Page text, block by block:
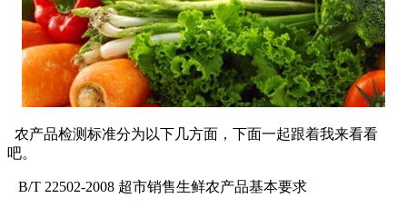
农产品检测标准分为以下几方面，下面一起跟着我来看看
吧。
B/T 22502-2008 超市销售生鲜农产品基本要求